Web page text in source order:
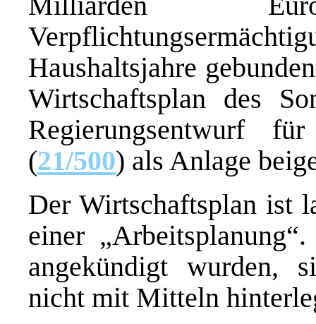
Haushaltsjahre
Wirtschaftsplan des
Regierungsentwurf
(21/500) als Anlage
Der Wirtschaftsplan ist
einer
angekündigt wurden,
nicht mit Mitteln